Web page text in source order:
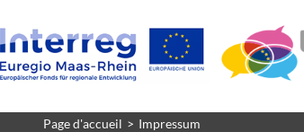
Page d'accueil Impressum